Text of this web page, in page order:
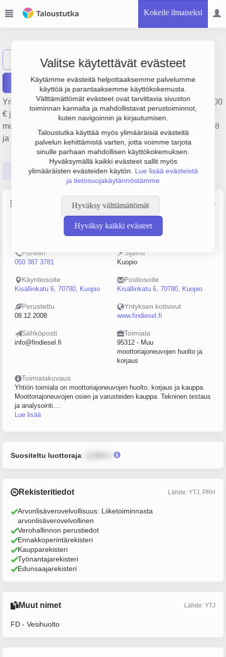
Kokeile ilmaiseksi
Valitse käytettävät evästeet
Käytämme evästeitä helpottaaksemme palvelumme
käyttöä ja parantaaksemme käyttökokemusta.
Välttämättömät evästeet ovat tarvittavia sivuston
toiminnan kannalta ja mahdollistavat perustoiminnot,
kuten navigoinnin ja kirjautumisen.
Taloustutka käyttää myös ylimääräisiä evästeitä
palvelun kehittämistä varten, jotta voimme tarjota
sinulle parhaan mahdollisen käyttökokemuksen.
Hyväksymällä kaikki evästeet sallit myös
ylimääräisten evästeiden käytön. Lue lisää evästeistä
ja tietosuojakäytännöstämme
Hyväksy välttämättömät
Hyväksy kaikki evästeet
Näytä haku F Findiesel Oy
Raportit
Yrityksen Findiesel Oy liikevaihto on 232 000 €, tulos 118 000
€ ja henkilöstömäärä 1. Sen päätoimiala on Muu
moottoriajoneuvojen huolto ja korjaus, perustamisvuosi 2008
ja sijainti Kuopio. Yrityksen yhtiömuoto Osakeyhtiö (OY).
Perustiedot Tilinpäätösluvut Päättäjätiedot
Lähde: YTJ, PRH, Traficom
Henkilöstömäärä
0–4
Puhelin
050 387 3781
Sijainti
Kuopio
Käyntiosoite
Kisällinkatu 6, 70780, Kuopio
Postiosoite
Kisällinkatu 6, 70780, Kuopio
Perustettu
08.12.2008
Yrityksen kotisivut
www.findiesel.fi
Sähköposti
info@findiesel.fi
Toimiala
95312 - Muu
moottoriajoneuvojen huolto ja
korjaus
Toimialakuvaus
Yhtiön toimiala on moottoriajoneuvojen huolto, korjaus ja kauppa.
Moottoriajoneuvojen osien ja varusteiden kauppa. Tekninen testaus
ja analysointi....
Lue lisää
Suositeltu luottoraja:
Rekisteritiedot Lähde: YTJ, PRH
Arvonlisäverovelvollisuus: Liiketoiminnasta
arvonlisäverovelvollinen
Verohallinnon perustiedot
Ennakkoperintärekisteri
Kaupparekisteri
Työnantajarekisteri
Edunsaajarekisteri
Muut nimet Lähde: YTJ
FD - Vesihuolto